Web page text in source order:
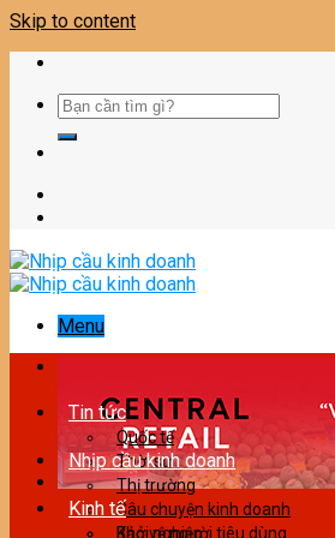
Skip to content
Menu
Tin tức
Quốc tế
Thời sự
Nhịp cầu kinh doanh
Thị trường
Câu chuyện kinh doanh
Bảo vệ người tiêu dùng
Kinh tế
Khởi nghiệp